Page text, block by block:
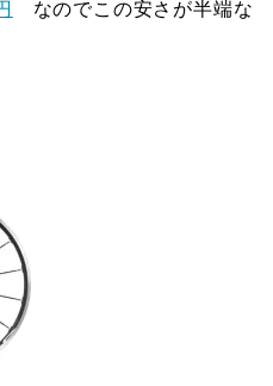
なのでこの安さが半端な